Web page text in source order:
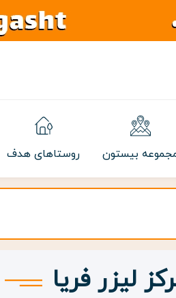
بیستون روستاهای هدف
لیزر فریا